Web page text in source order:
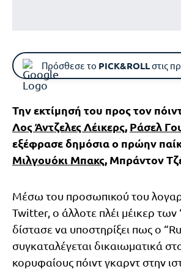
Πρόσθεσε το PICK&ROLLστις
Την εκτίμησή του προς τον
Λος Άντζελες Λέικερς, Ράσελ
εξέφρασε δημόσια ο πρώην
Μιλγουόκι Μπακς, Μπράντον
Μέσω του προσωπικού του
Twitter, ο άλλοτε πλέι μέικερ
δίστασε να υποστηρίξει πως ο
συγκαταλέγεται δικαιωματικά
κορυφαίους πόιντ γκαρντ στην